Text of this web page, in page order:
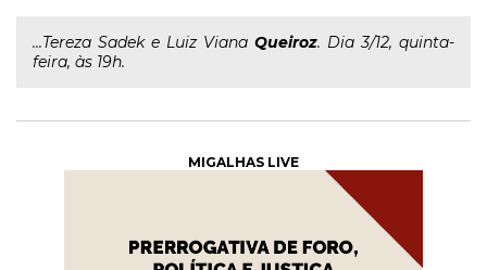
...Tereza Sadek e Luiz Viana Queiroz. Dia 3/12, quinta-
feira, às 19h.
MIGALHAS LIVE